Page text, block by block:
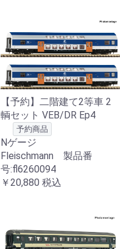
【予約】二階建て2等車 2
輌セット VEB/DR Ep4
予約商品
Nゲージ
Fleischmann 製品番
号:fl6260094
￥20,880 税込